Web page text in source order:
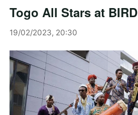
Togo All Stars at BIRD
19/02/2023, 20:30